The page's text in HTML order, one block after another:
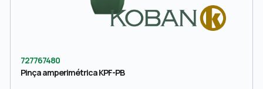
727767480
Pinça amperimétrica KPF-PB